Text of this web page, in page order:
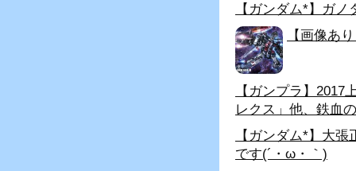
【ガンダム*】ガ
【画像あ
【ガンプラ】
レクス」他、鉄血
【ガンダム*】大
です(´・ω・｀)